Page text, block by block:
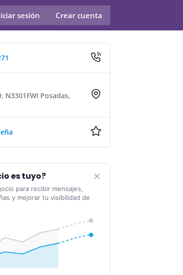
sesión Crear cuenta
N3301FWI Posadas,
es tuyo?
para recibir mensajes,
y mejorar tu visibilidad de